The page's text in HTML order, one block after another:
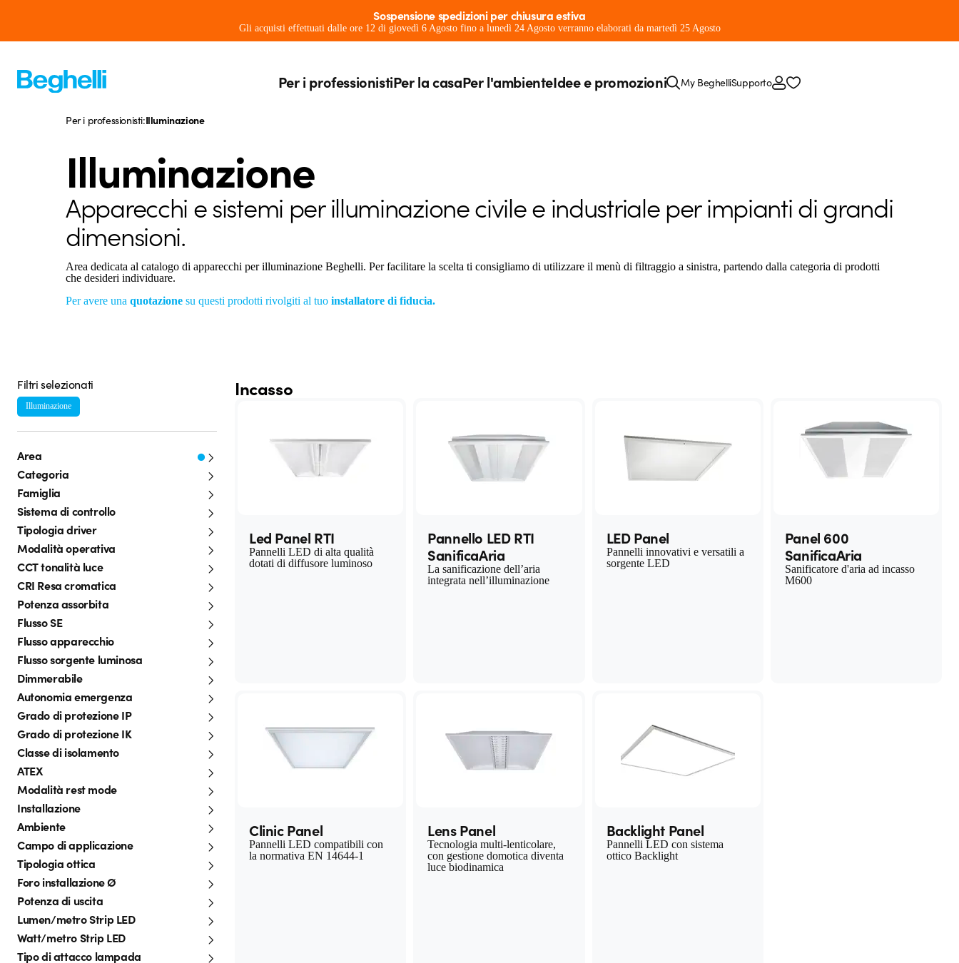
Sospensione spedizioni per chiusura estiva
Gli acquisti effettuati dalle ore 12 di giovedì 6 Agosto fino a lunedì 24 Agosto verranno elaborati da martedì 25 Agosto
Per i professionistiPer la casaPer l'ambienteIdee e promozioni My BeghelliSupporto
Per i professionisti:Illuminazione
Illuminazione
Apparecchi e sistemi per illuminazione civile e industriale per impianti di grandi
dimensioni.
Area dedicata al catalogo di apparecchi per illuminazione Beghelli. Per facilitare la scelta ti consigliamo di utilizzare il menù di filtraggio a sinistra, partendo dalla categoria di prodotti
che desideri individuare.
Per avere una quotazione su questi prodotti rivolgiti al tuo installatore di fiducia.
Filtri selezionati
Illuminazione
Area
Categoria
Famiglia
Sistema di controllo
Tipologia driver
Modalità operativa
CCT tonalità luce
CRI Resa cromatica
Potenza assorbita
Flusso SE
Flusso apparecchio
Flusso sorgente luminosa
Dimmerabile
Autonomia emergenza
Grado di protezione IP
Grado di protezione IK
Classe di isolamento
ATEX
Modalità rest mode
Installazione
Ambiente
Campo di applicazione
Tipologia ottica
Foro installazione Ø
Potenza di uscita
Lumen/metro Strip LED
Watt/metro Strip LED
Tipo di attacco lampada
Incasso
Led Panel RTI
Pannelli LED di alta qualità
dotati di diffusore luminoso
Pannello LED RTI
SanificaAria
La sanificazione dell’aria
integrata nell’illuminazione
LED Panel
Pannelli innovativi e versatili a
sorgente LED
Panel 600
SanificaAria
Sanificatore d'aria ad incasso
M600
Clinic Panel
Pannelli LED compatibili con
la normativa EN 14644-1
Lens Panel
Tecnologia multi-lenticolare,
con gestione domotica diventa
luce biodinamica
Backlight Panel
Pannelli LED con sistema
ottico Backlight